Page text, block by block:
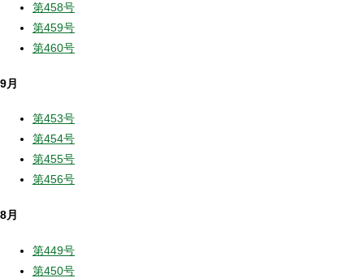
第458号
第459号
第460号
9月
第453号
第454号
第455号
第456号
8月
第449号
第450号